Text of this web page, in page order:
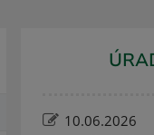
10.06.2026